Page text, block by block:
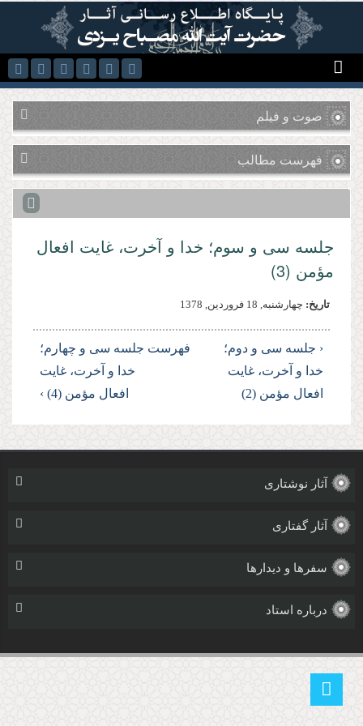
رفتن به محتوای اصلی
صوت و فیلم
فهرست مطالب
جلسه سی و سوم؛ خدا و آخرت، غایت افعال
مؤمن (3)
تاریخ: چهارشنبه, 18 فروردين, 1378
‹ جلسه سی و دوم؛
خدا و آخرت، غایت
افعال مؤمن (2)
فهرست جلسه سی و چهارم؛
خدا و آخرت، غایت
افعال مؤمن (4) ›
آثار نوشتاری
آثار گفتاری
سفرها و دیدارها
درباره استاد